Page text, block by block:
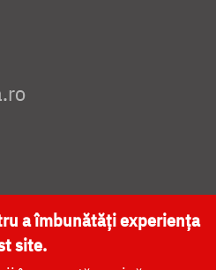
CATEDRALA NAȚIONALĂ
a îmbunătăți experiența
site.